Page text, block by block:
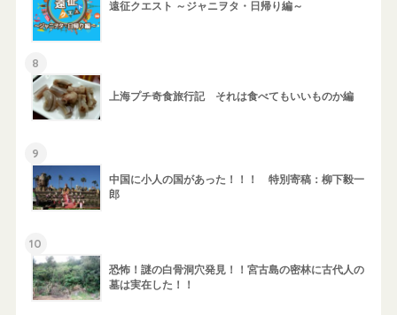
遠征クエスト ～ジャニヲタ・日帰り編～
8
上海プチ奇食旅行記 それは食べてもいいものか編
9
中国に小人の国があった！！！ 特別寄稿：柳下毅一
郎
10
恐怖！謎の白骨洞穴発見！！宮古島の密林に古代人の
墓は実在した！！